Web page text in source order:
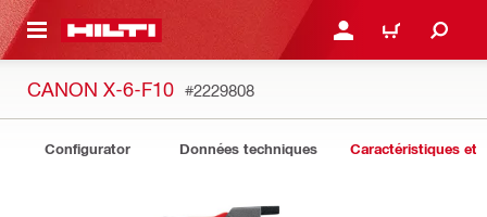
SE CONNECTER OU
PANIER
CANON X-6-F10 #2229808
Configurator Données techniques Caractéristiques et